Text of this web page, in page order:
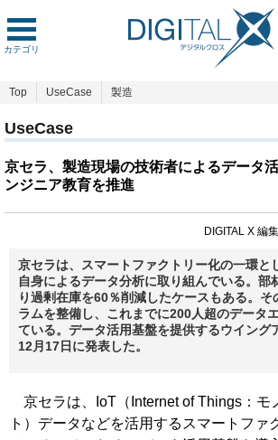
カテゴリ
Top UseCase 製造
UseCase
京セラ、製造現場の技術者によるデータ
ンジニア教育を推進
DIGITAL X 編
京セラは、スマートファクトリー化の一環と
自身によるデータ分析に取り組んでいる。部
り過剰在庫を60％削減したケースもある。
ラムを整備し、これまでに200人超のデータ
ている。データ活用基盤を提供するウイング
12月17日に発表した。
京セラは、IoT（Internet of Things：モ
ト）データなどを活用するスマートファ